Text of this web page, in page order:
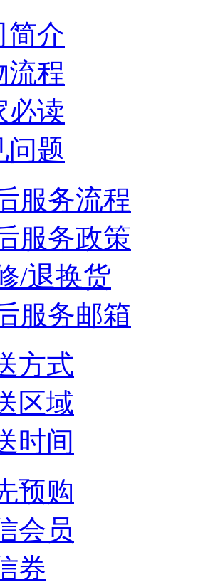
简介
流程
必读
问题
服务流程
服务政策
/退换货
服务邮箱
方式
区域
时间
预购
会员
券